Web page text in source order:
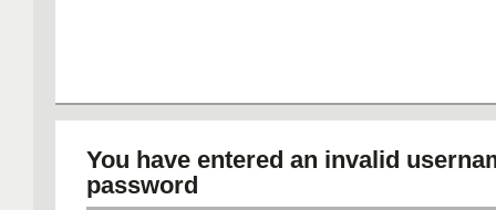
You have entered an invalid
password